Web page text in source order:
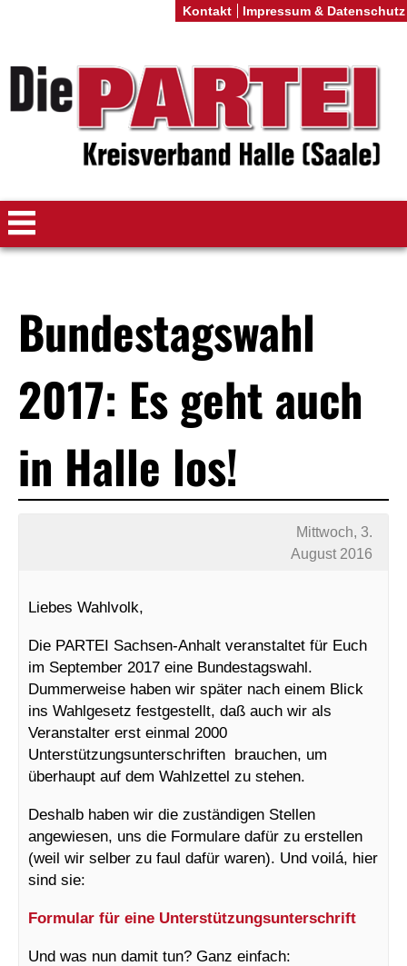
Bundestagswahl
2017: Es geht auch
in Halle los!
Mittwoch, 3.
August 2016
Liebes Wahlvolk,
Die PARTEI Sachsen-Anhalt veranstaltet für Euch
im September 2017 eine Bundestagswahl.
Dummerweise haben wir später nach einem Blick
ins Wahlgesetz festgestellt, daß auch wir als
Veranstalter erst einmal 2000
Unterstützungsunterschriften brauchen, um
überhaupt auf dem Wahlzettel zu stehen.
Deshalb haben wir die zuständigen Stellen
angewiesen, uns die Formulare dafür zu erstellen
(weil wir selber zu faul dafür waren). Und voilá, hier
sind sie:
Formular für eine Unterstützungsunterschrift
Und was nun damit tun? Ganz einfach:
Kontakt Impressum & Datenschutz